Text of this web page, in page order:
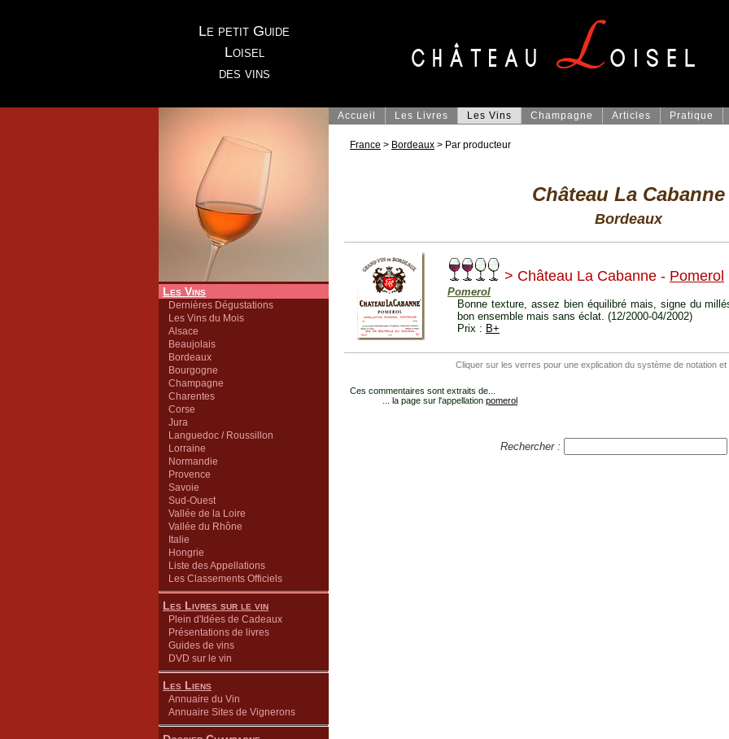
Le petit Guide
Loisel
des vins
Les Vins
Dernières Dégustations
Les Vins du Mois
Alsace
Beaujolais
Bordeaux
Bourgogne
Champagne
Charentes
Corse
Jura
Languedoc / Roussillon
Lorraine
Normandie
Provence
Savoie
Sud-Ouest
Vallée de la Loire
Vallée du Rhône
Italie
Hongrie
Liste des Appellations
Les Classements Officiels
Les Livres sur le vin
Plein d'Idées de Cadeaux
Présentations de livres
Guides de vins
DVD sur le vin
Les Liens
Annuaire du Vin
Annuaire Sites de Vignerons
Accueil Les Livres Les Vins Champagne Articles Pratique
France > Bordeaux > Par producteur
Château La Cabanne
Bordeaux
> Château La Cabanne - Pomerol
Pomerol
Bonne texture, assez bien équilibré mais, signe du
bon ensemble mais sans éclat. (12/2000-04/2002)
Prix : B+
Cliquer sur les verres pour une explication du système de notation et
Ces commentaires sont extraits de...
... la page sur l'appellation pomerol
Rechercher :